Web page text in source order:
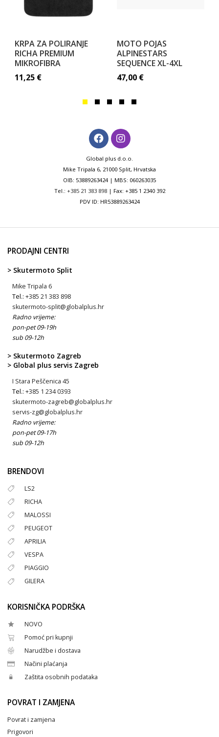
KRPA ZA POLIRANJE
RICHA PREMIUM
MIKROFIBRA
11,25 €
MOTO POJAS
ALPINESTARS
SEQUENCE XL-4XL
47,00 €
Global plus d.o.o.
Mike Tripala 6, 21000 Split, Hrvatska
OIB: 53889263424 | MBS: 060263035
Tel.: +385 21 383 898| Fax: +385 1 2340 392
PDV ID: HR53889263424
PRODAJNI CENTRI
> Skutermoto Split
Mike Tripala 6
Tel.: +385 21 383 898
skutermoto-split@globalplus.hr
Radno vrijeme:
pon-pet 09-19h
sub 09-12h
> Skutermoto Zagreb
> Global plus servis Zagreb
I Stara Peščenica 45
Tel.: +385 1 234 0393
skutermoto-zagreb@globalplus.hr
servis-zg@globalplus.hr
Radno vrijeme:
pon-pet 09-17h
sub 09-12h
BRENDOVI
LS2
RICHA
MALOSSI
PEUGEOT
APRILIA
VESPA
PIAGGIO
GILERA
KORISNIČKA PODRŠKA
NOVO
Pomoć pri kupnji
Narudžbe i dostava
Načini plaćanja
Zaštita osobnih podataka
POVRAT I ZAMJENA
Povrat i zamjena
Prigovori